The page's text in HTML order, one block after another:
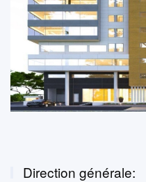
Direction générale: